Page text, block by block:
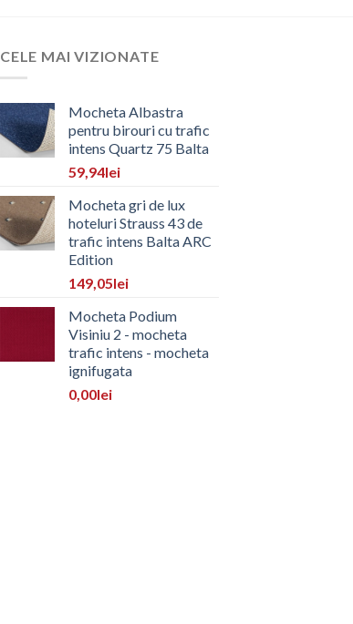
CELE MAI VIZIONATE
Mocheta Albastra
pentru birouri cu trafic
intens Quartz 75 Balta
59,94lei
Mocheta gri de lux
hoteluri Strauss 43 de
trafic intens Balta ARC
Edition
149,05lei
Mocheta Podium
Visiniu 2 - mocheta
trafic intens - mocheta
ignifugata
0,00lei